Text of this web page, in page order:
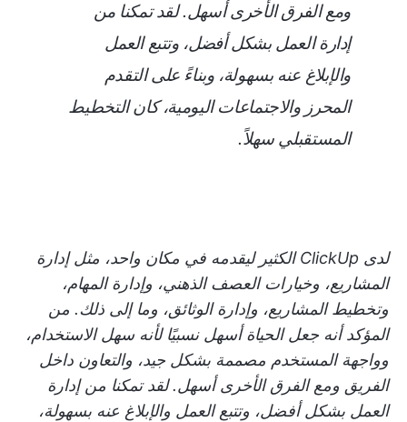
ومع الفرق الأخرى أسهل. لقد تمكنا من
إدارة العمل بشكل أفضل، وتتبع العمل
والإبلاغ عنه بسهولة، وبناءً على التقدم
المحرز والاجتماعات اليومية، كان التخطيط
المستقبلي سهلاً.
لدى ClickUp الكثير ليقدمه في مكان واحد، مثل إدارة
المشاريع، وخيارات العصف الذهني، وإدارة المهام،
وتخطيط المشاريع، وإدارة الوثائق، وما إلى ذلك. من
المؤكد أنه جعل الحياة أسهل نسبيًا لأنه سهل الاستخدام،
وواجهة المستخدم مصممة بشكل جيد، والتعاون داخل
الفريق ومع الفرق الأخرى أسهل. لقد تمكنا من إدارة
العمل بشكل أفضل، وتتبع العمل والإبلاغ عنه بسهولة،